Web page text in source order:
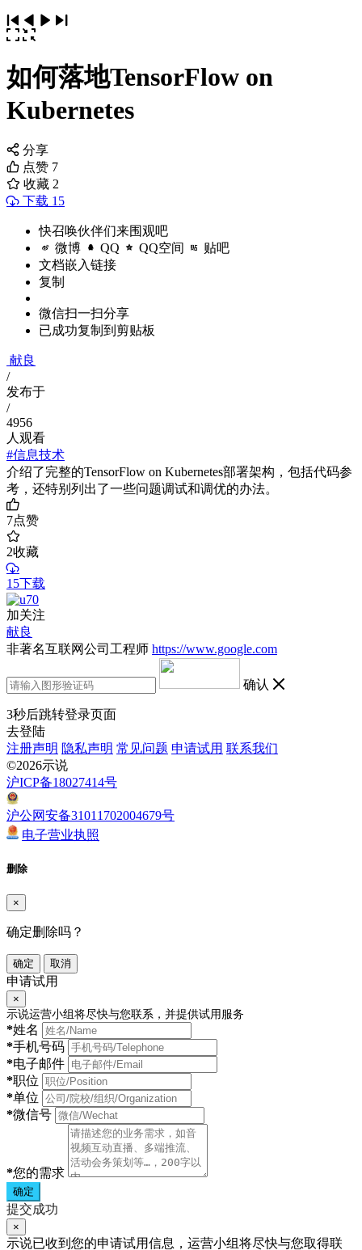
如何落地TensorFlow on
Kubernetes
分享
点赞 7
收藏 2
下载 15
快召唤伙伴们来围观吧
微博 QQ QQ空间 贴吧
文档嵌入链接
复制
微信扫一扫分享
已成功复制到剪贴板
献良
/
发布于
/
4956
人观看
#信息技术
介绍了完整的TensorFlow on Kubernetes部署架构，包括代码参
考，还特别列出了一些问题调试和调优的办法。
7点赞
2收藏
15下载
加关注
献良
非著名互联网公司工程师 https://www.google.com
确认
3秒后跳转登录页面
去登陆
注册声明 隐私声明 常见问题 申请试用 联系我们
©2026示说
沪ICP备18027414号
沪公网安备31011702004679号
电子营业执照
删除
×
确定删除吗？
确定 取消
申请试用
×
示说运营小组将尽快与您联系，并提供试用服务
*姓名
*手机号码
*电子邮件
*职位
*单位
*微信号
*您的需求
确定
提交成功
×
示说已收到您的申请试用信息，运营小组将尽快与您取得联